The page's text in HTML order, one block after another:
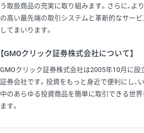
う取扱商品の充実に取り組みます。さらに、よ
の高い最先端の取引システムと革新的なサー
してまいります。
【GMOクリック証券株式会社について】
GMOクリック証券株式会社は2005年10月に設
証券会社です。投資をもっと身近で便利にし、
中のあらゆる投資商品を簡単に取引できる世
ます。